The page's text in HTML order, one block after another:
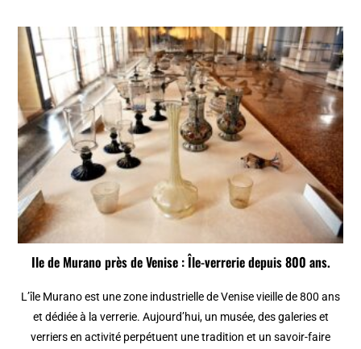
Ile de Murano près de Venise : Île-verrerie depuis 800 ans.
L’île Murano est une zone industrielle de Venise vieille de 800 ans
et dédiée à la verrerie. Aujourd’hui, un musée, des galeries et
verriers en activité perpétuent une tradition et un savoir-faire